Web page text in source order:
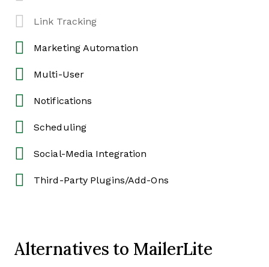
Link Tracking
Marketing Automation
Multi-User
Notifications
Scheduling
Social-Media Integration
Third-Party Plugins/Add-Ons
Alternatives to MailerLite